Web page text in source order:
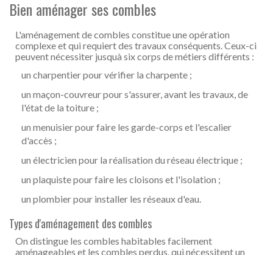
Bien aménager ses combles
L'aménagement de combles constitue une opération
complexe et qui requiert des travaux conséquents. Ceux-ci
peuvent nécessiter jusquà six corps de métiers différents :
un charpentier pour vérifier la charpente ;
un maçon-couvreur pour s'assurer, avant les travaux, de
l'état de la toiture ;
un menuisier pour faire les garde-corps et l'escalier
d'accès ;
un électricien pour la réalisation du réseau électrique ;
un plaquiste pour faire les cloisons et l'isolation ;
un plombier pour installer les réseaux d'eau.
Types d'aménagement des combles
On distingue les combles habitables facilement
aménageables et les combles perdus, qui nécessitent un